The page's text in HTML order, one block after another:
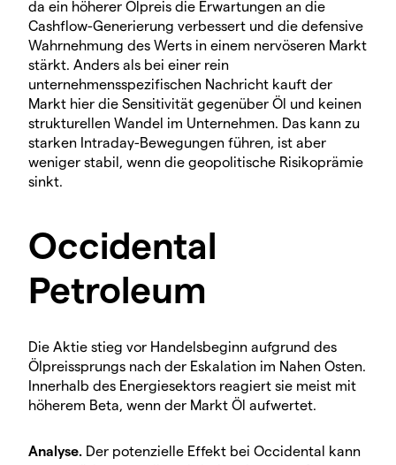
da ein höherer Ölpreis die Erwartungen an die
Cashflow-Generierung verbessert und die defensive
Wahrnehmung des Werts in einem nervöseren Markt
stärkt. Anders als bei einer rein
unternehmensspezifischen Nachricht kauft der
Markt hier die Sensitivität gegenüber Öl und keinen
strukturellen Wandel im Unternehmen. Das kann zu
starken Intraday-Bewegungen führen, ist aber
weniger stabil, wenn die geopolitische Risikoprämie
sinkt.
Occidental
Petroleum
Die Aktie stieg vor Handelsbeginn aufgrund des
Ölpreissprungs nach der Eskalation im Nahen Osten.
Innerhalb des Energiesektors reagiert sie meist mit
höherem Beta, wenn der Markt Öl aufwertet.
Analyse. Der potenzielle Effekt bei Occidental kann